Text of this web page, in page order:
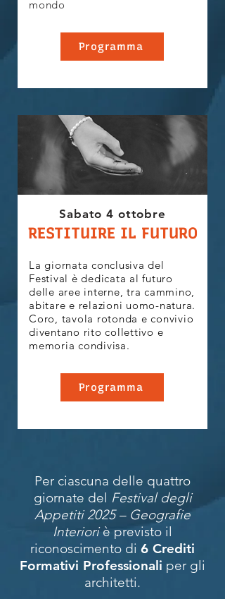
mondo
Programma
Sabato 4 ottobre
RESTITUIRE IL FUTURO
La giornata conclusiva del
Festival è dedicata al futuro
delle aree interne, tra cammino,
abitare e relazioni uomo-natura.
Coro, tavola rotonda e convivio
diventano rito collettivo e
memoria condivisa.
Programma
Per ciascuna delle quattro
giornate del Festival degli
Appetiti 2025 – Geografie
Interioriè previsto il
riconoscimento di 6 Crediti
Formativi Professionali per gli
architetti.